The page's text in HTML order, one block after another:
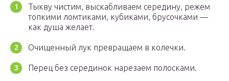
Тыкву чистим, выскабливаем середину, режем
топкими ломтиками, кубиками, брусочками —
как душа желает.
Очищенный лук превращаем в колечки.
Перец без серединок нарезаем полосками.